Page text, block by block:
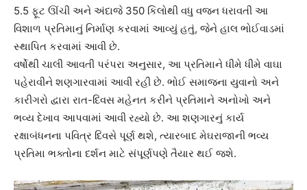
5.5 ફૂટ ઊંચી અને અંદાજે 350 કિલોથી વધુ વજન ધરાવતી આ
વિશાળ પ્રતિમાનું નિર્માણ કરવામાં આવ્યું હતું, જેને હાલ ભોઈવાડમાં
સ્થાપિત કરવામાં આવી છે.
વર્ષોથી ચાલી આવતી પરંપરા અનુસાર, આ પ્રતિમાને ધીમે ધીમે વાઘા
પહેરાવીને શણગારવામાં આવી રહી છે. ભોઈ સમાજના યુવાનો અને
કારીગરો દ્વારા રાત-દિવસ મહેનત કરીને પ્રતિમાને અનોખો અને
ભવ્ય દેખાવ આપવામાં આવી રહ્યો છે. આ શણગારનું કાર્ય
રક્ષાબંધનના પવિત્ર દિવસે પૂર્ણ થશે, ત્યારબાદ મેઘરાજાની ભવ્ય
પ્રતિમા ભક્તોના દર્શન માટે સંપૂર્ણપણે તૈયાર થઈ જશે.